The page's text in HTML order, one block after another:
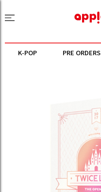
K-POP PRE ORDERS